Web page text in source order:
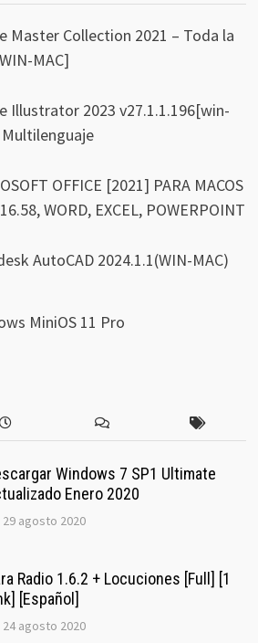
Master Collection 2021 – Toda la
MAC]
Illustrator 2023 v27.1.1.196[win-
OFFICE [2021] PARA MACOS
16.58, WORD, EXCEL, POWERPOINT
AutoCAD 2024.1.1(WIN-MAC)
MiniOS 11 Pro
Windows 7 SP1 Ultimate
Enero 2020
29 agosto 2020
Radio 1.6.2 + Locuciones [Full] [1
[Español]
24 agosto 2020